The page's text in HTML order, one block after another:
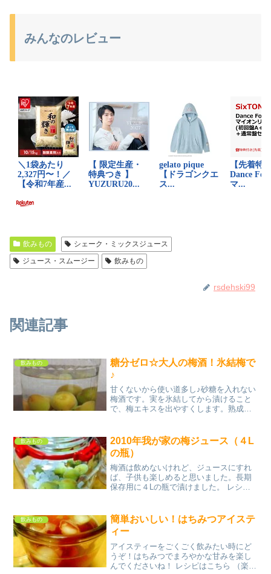
みんなのレビュー
飲みもの
シェーク・ミックスジュース
ジュース・スムージー
飲みもの
rsdehski99
関連記事
飲みもの
糖分ゼロ☆大人の梅酒！氷結梅で
♪
甘くないから使い道多し♪砂糖を入れない
梅酒です。実を氷結してから漬けること
で、梅エキスを出やすくします。熟成に
定なし 指定なし 材料梅の青い実アルコー
ル類（３５度以上...
飲みもの
2010年我が家の梅ジュース（４L
の瓶）
梅酒は飲めないけれど、ジュースにすれ
ば、子供も楽しめると思いました。長期
保存用に４Lの瓶で漬けました。 レシピ
氷砂糖お酢みんなのレビュー
飲みもの
簡単おいしい！はちみつアイステ
ィー
アイスティーをごくごく飲みたい時にど
うぞ！はちみつでまろやかな甘みを楽し
んでくださいね！ レシピはこちら （楽天